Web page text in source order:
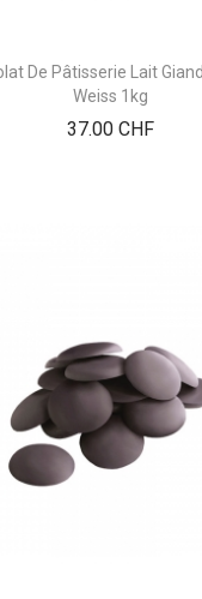
De Pâtisserie Lait
Weiss 1kg
37.00 CHFPrix